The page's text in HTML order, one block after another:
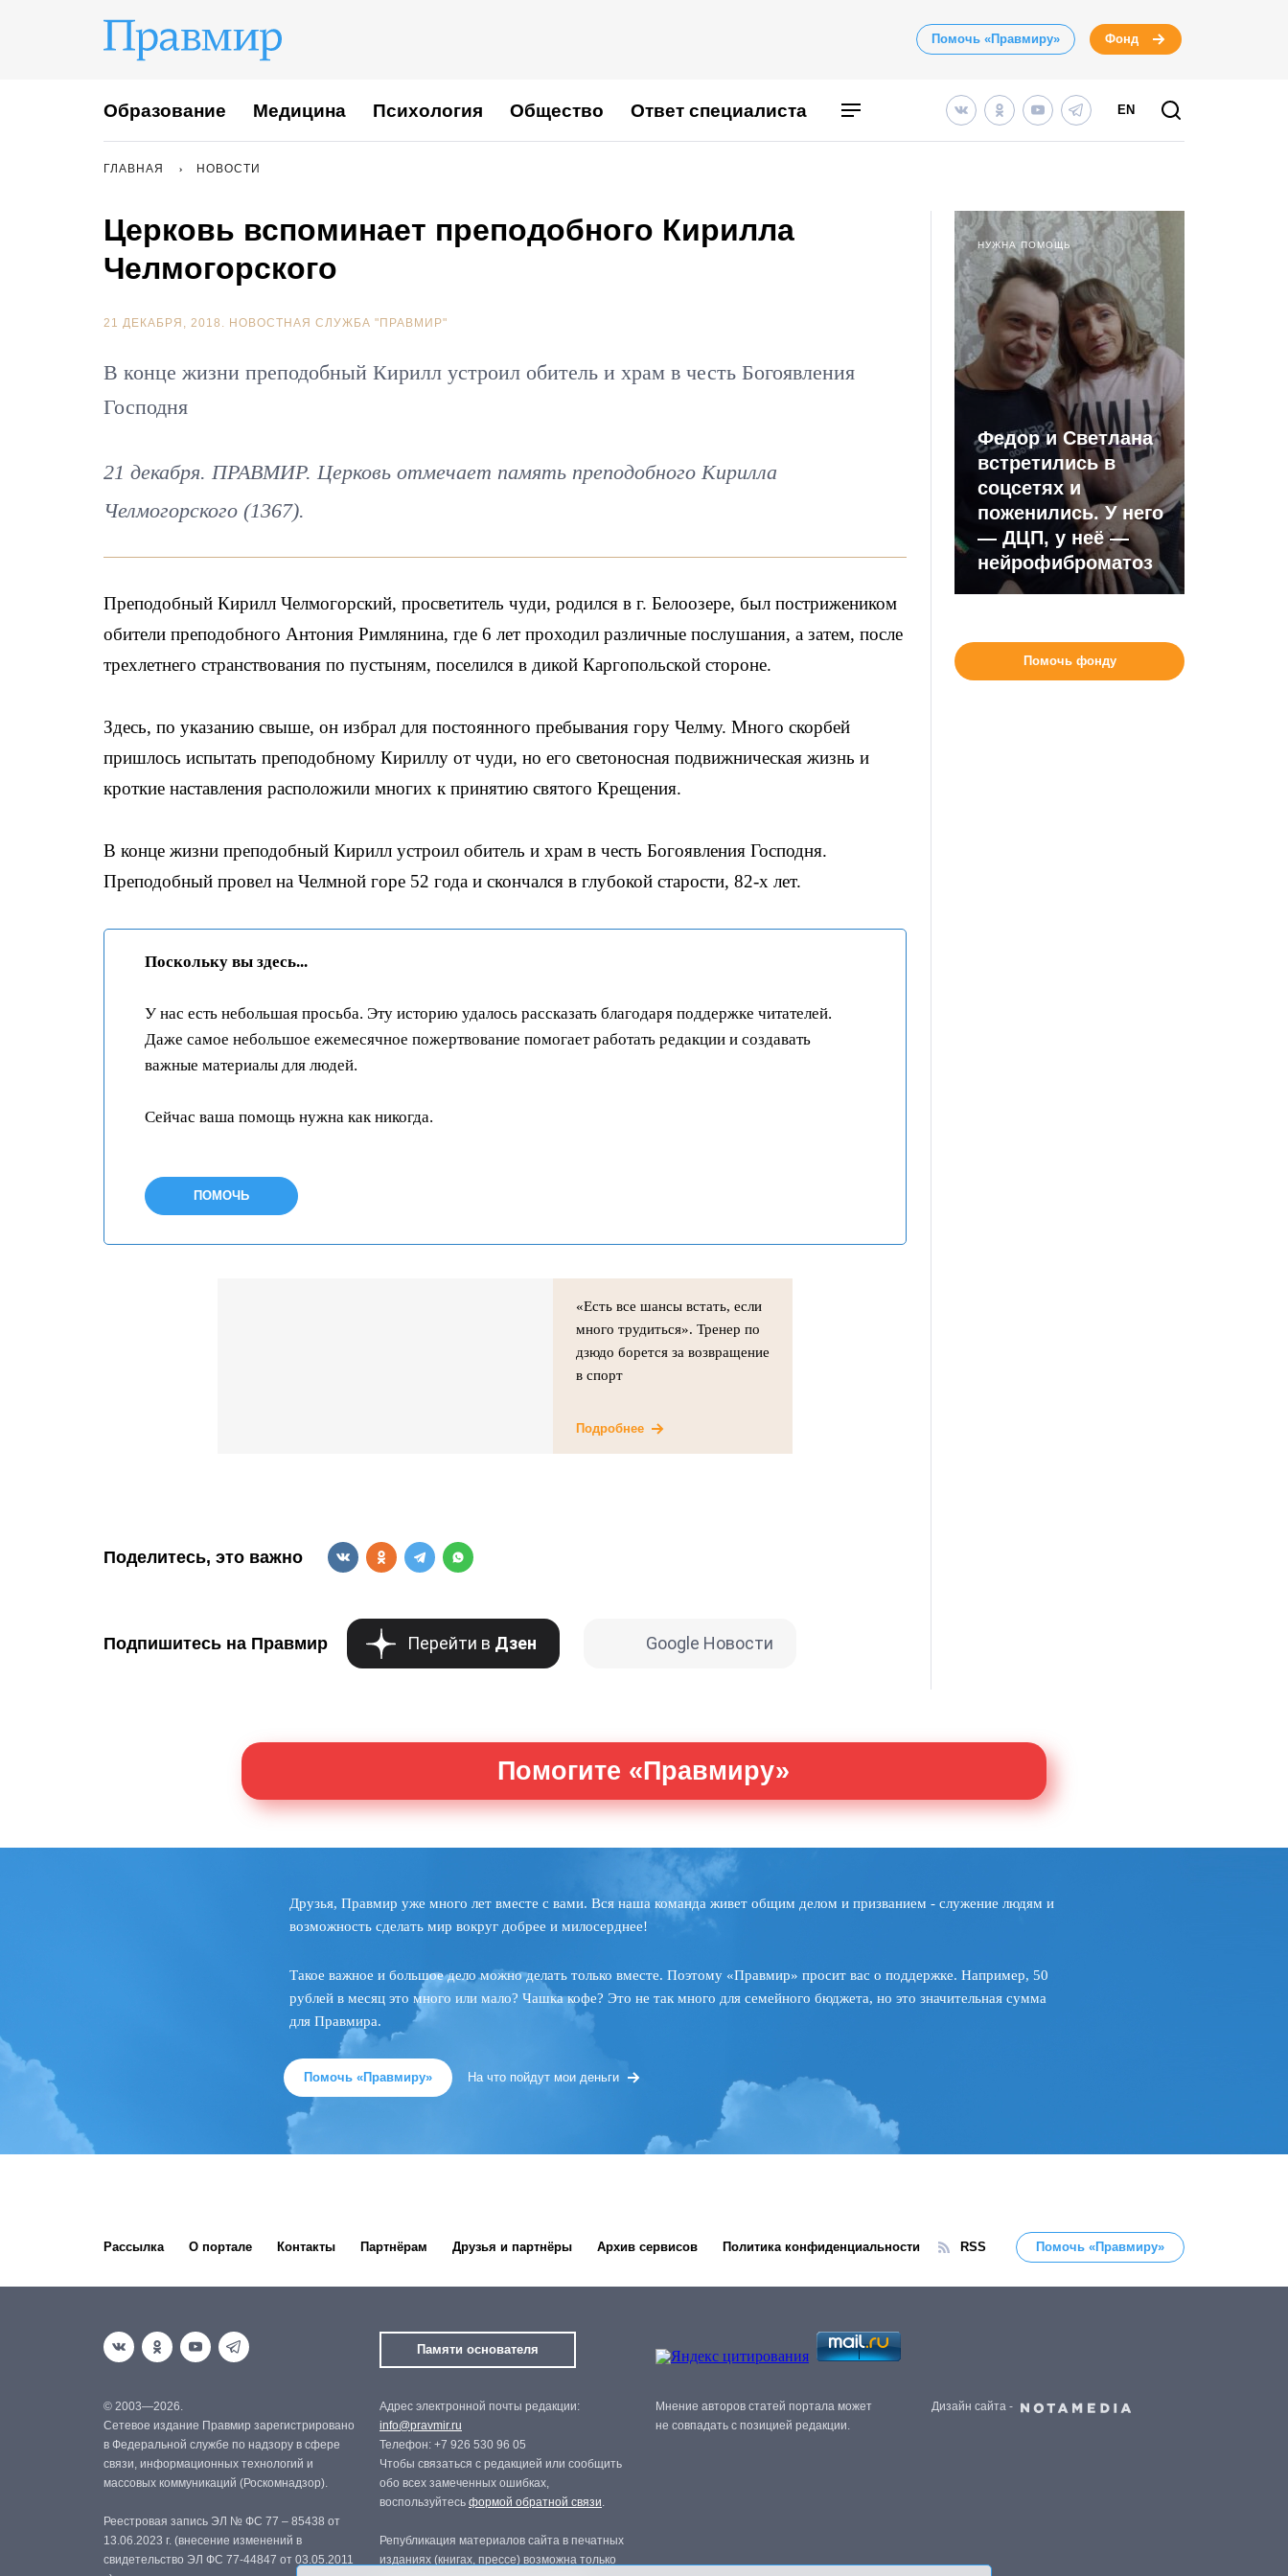
Помочь «Правмиру» Фонд
Образование Медицина Психология Общество Ответ специалиста EN
ГЛАВНАЯ НОВОСТИ
Церковь вспоминает преподобного Кирилла
Челмогорского
21 ДЕКАБРЯ, 2018. НОВОСТНАЯ СЛУЖБА "ПРАВМИР"
В конце жизни преподобный Кирилл устроил обитель и храм в честь Богоявления
Господня
21 декабря. ПРАВМИР. Церковь отмечает память преподобного Кирилла
Челмогорского (1367).
Преподобный Кирилл Челмогорский, просветитель чуди, родился в г. Белоозере, был пострижеником
обители преподобного Антония Римлянина, где 6 лет проходил различные послушания, а затем, после
трехлетнего странствования по пустыням, поселился в дикой Каргопольской стороне.
Здесь, по указанию свыше, он избрал для постоянного пребывания гору Челму. Много скорбей
пришлось испытать преподобному Кириллу от чуди, но его светоносная подвижническая жизнь и
кроткие наставления расположили многих к принятию святого Крещения.
В конце жизни преподобный Кирилл устроил обитель и храм в честь Богоявления Господня.
Преподобный провел на Челмной горе 52 года и скончался в глубокой старости, 82-х лет.
Поскольку вы здесь...
У нас есть небольшая просьба. Эту историю удалось рассказать благодаря поддержке читателей.
Даже самое небольшое ежемесячное пожертвование помогает работать редакции и создавать
важные материалы для людей.
Сейчас ваша помощь нужна как никогда.
ПОМОЧЬ
«Есть все шансы встать, если
много трудиться». Тренер по
дзюдо борется за возвращение
в спорт
Подробнее
Поделитесь, это важно
Подпишитесь на Правмир Перейти в Дзен Google Новости
НУЖНА ПОМОЩЬ
Федор и Светлана
встретились в
соцсетях и
поженились. У него
— ДЦП, у неё —
нейрофиброматоз
Помочь фонду
Помогите «Правмиру»
Друзья, Правмир уже много лет вместе с вами. Вся наша команда живет общим делом и призванием - служение людям и
возможность сделать мир вокруг добрее и милосерднее!
Такое важное и большое дело можно делать только вместе. Поэтому «Правмир» просит вас о поддержке. Например, 50
рублей в месяц это много или мало? Чашка кофе? Это не так много для семейного бюджета, но это значительная сумма
для Правмира.
Помочь «Правмиру» На что пойдут мои деньги
Рассылка О портале Контакты Партнёрам Друзья и партнёры Архив сервисов Политика конфиденциальности RSS Помочь «Правмиру»
Памяти основателя
© 2003—2026.
Сетевое издание Правмир зарегистрировано
в Федеральной службе по надзору в сфере
связи, информационных технологий и
массовых коммуникаций (Роскомнадзор).
Реестровая запись ЭЛ № ФС 77 – 85438 от
13.06.2023 г. (внесение изменений в
свидетельство ЭЛ ФС 77-44847 от 03.05.2011
Адрес электронной почты редакции:
info@pravmir.ru
Телефон: +7 926 530 96 05
Чтобы связаться с редакцией или сообщить
обо всех замеченных ошибках,
воспользуйтесь формой обратной связи.
Републикация материалов сайта в печатных
изданиях (книгах, прессе) возможна только
Мнение авторов статей портала может
не совпадать с позицией редакции.
Дизайн сайта -